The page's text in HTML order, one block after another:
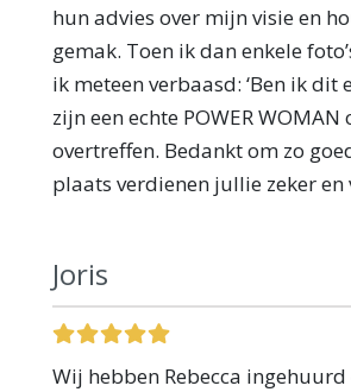
hun advies over mijn visie en
gemak. Toen ik dan enkele
ik meteen verbaasd: ‘Ben ik dit
zijn een echte POWER
overtreffen. Bedankt om zo
plaats verdienen jullie zeker
Joris
Wij hebben Rebecca